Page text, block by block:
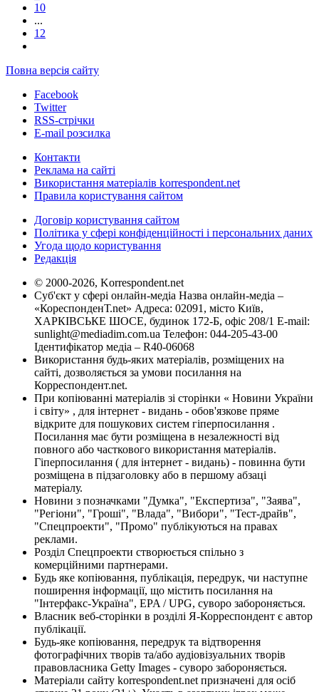
10
...
12
Повна версія сайту
Facebook
Twitter
RSS-стрічки
E-mail розсилка
Контакти
Реклама на сайті
Використання матеріалів korrespondent.net
Правила користування сайтом
Договір користування сайтом
Політика у сфері конфіденційності і персональних даних
Угода щодо користування
Редакція
© 2000-2026, Korrespondent.net
Суб'єкт у сфері онлайн-медіа Назва онлайн-медіа –
«КореспонденТ.net» Адреса: 02091, місто Київ,
ХАРКІВСЬКЕ ШОСЕ, будинок 172-Б, офіс 208/1 E-mail:
sunlight@mediadim.com.ua Телефон: 044-205-43-00
Ідентифікатор медіа – R40-06068
Використання будь-яких матеріалів, розміщених на
сайті, дозволяється за умови посилання на
Корреспондент.net.
При копіюванні матеріалів зі сторінки « Новини України
і світу» , для інтернет - видань - обов'язкове пряме
відкрите для пошукових систем гіперпосилання .
Посилання має бути розміщена в незалежності від
повного або часткового використання матеріалів.
Гіперпосилання ( для інтернет - видань) - повинна бути
розміщена в підзаголовку або в першому абзаці
матеріалу.
Новини з позначками "Думка", "Експертиза", "Заява",
"Регіони", "Гроші", "Влада", "Вибори", "Тест-драйв",
"Спецпроекти", "Промо" публікуються на правах
реклами.
Розділ Спецпроекти створюється спільно з
комерційними партнерами.
Будь яке копіювання, публікація, передрук, чи наступне
поширення інформації, що містить посилання на
"Інтерфакс-Україна", EPA / UPG, суворо забороняється.
Власник веб-сторінки в розділі Я-Корреспондент є автор
публікації.
Будь-яке копіювання, передрук та відтворення
фотографічних творів та/або аудіовізуальних творів
правовласника Getty Images - суворо забороняється.
Матеріали сайту korrespondent.net призначені для осіб